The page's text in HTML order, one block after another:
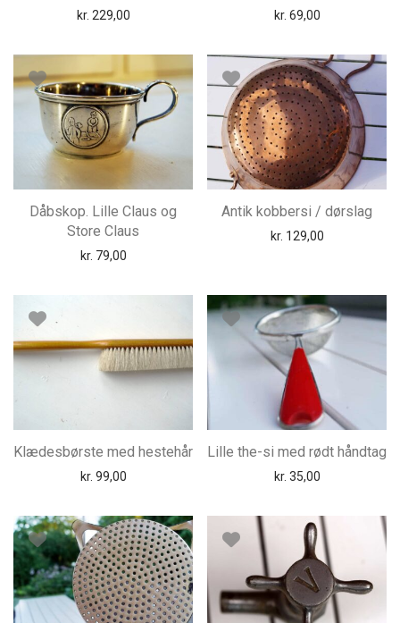
kr. 229,00 kr. 69,00
Dåbskop. Lille Claus og
Store Claus
kr. 79,00
Antik kobbersi / dørslag
kr. 129,00
Klædesbørste med hestehår
kr. 99,00
Lille the-si med rødt håndtag
kr. 35,00